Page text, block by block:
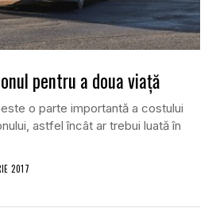
pentru a doua viață
o parte importantă a costului
astfel încât ar trebui luată în
2017